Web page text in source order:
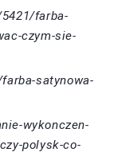
farba-
czym-sie-
satynowa-
wykonczen-
polysk-co-